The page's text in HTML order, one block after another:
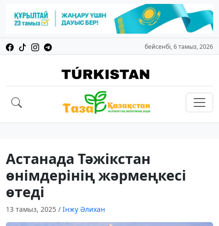
бейсенбі, 6 тамыз, 2026
Астанада Тәжікстан
өнімдерінің жәрмеңкесі
өтеді
13 тамыз, 2025 / Інжу Әлихан